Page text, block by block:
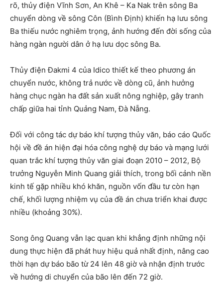
rõ, thủy điện Vĩnh Sơn, An Khê – Ka Nak trên sông Ba
chuyển dòng về sông Côn (Bình Định) khiến hạ lưu sông
Ba thiếu nước nghiêm trọng, ảnh hướng đến đời sống của
hàng ngàn người dân ở hạ lưu dọc sông Ba.
Thủy điện Đakmi 4 của Idico thiết kế theo phương án
chuyển nước, không trả nước về dòng cũ, ảnh hưởng
hàng chục ngàn ha đất sản xuất nông nghiệp, gây tranh
chấp giữa hai tỉnh Quảng Nam, Đà Nẵng.
Đối với công tác dự báo khí tượng thủy văn, báo cáo Quốc
hội về đề án hiện đại hóa công nghệ dự báo và mạng lưới
quan trắc khí tượng thủy văn giai đoạn 2010 – 2012, Bộ
trưởng Nguyễn Minh Quang giải thích, trong bối cảnh nền
kinh tế gặp nhiều khó khăn, nguồn vốn đầu tư còn hạn
chế, khối lượng nhiệm vụ của đề án chưa triển khai được
nhiều (khoảng 30%).
Song ông Quang vẫn lạc quan khi khẳng định những nội
dung thực hiện đã phát huy hiệu quả nhất định, nâng cao
thời hạn dự báo bão từ 24 lên 48 giờ và nhận định trước
về hướng di chuyển của bão lên đến 72 giờ.